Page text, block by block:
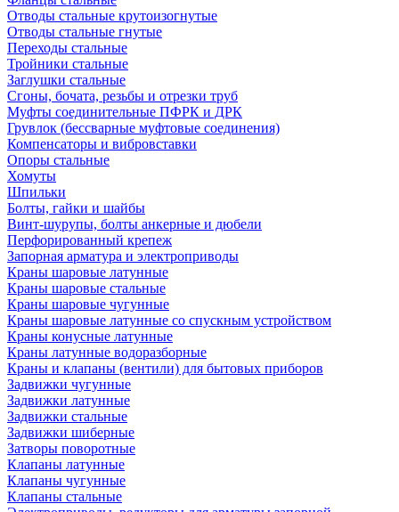
Отводы стальные крутоизогнутые
Отводы стальные гнутые
Переходы стальные
Тройники стальные
Заглушки стальные
Сгоны, бочата, резьбы и отрезки труб
Муфты соединительные ПФРК и ДРК
Грувлок (бессварные муфтовые соединения)
Компенсаторы и вибровставки
Опоры стальные
Хомуты
Шпильки
Болты, гайки и шайбы
Винт-шурупы, болты анкерные и дюбели
Перфорированный крепеж
Запорная арматура и электроприводы
Краны шаровые латунные
Краны шаровые стальные
Краны шаровые чугунные
Краны шаровые латунные со спускным устройством
Краны конусные латунные
Краны латунные водоразборные
Краны и клапаны (вентили) для бытовых приборов
Задвижки чугунные
Задвижки латунные
Задвижки стальные
Задвижки шиберные
Затворы поворотные
Клапаны латунные
Клапаны чугунные
Клапаны стальные